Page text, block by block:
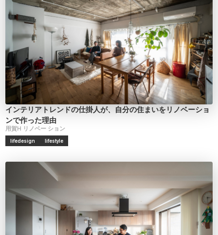
インテリアトレンドの仕掛人が、自分の住まいをリノベーショ
ンで作った理由
用賀H リノベー ション
lifedesign lifestyle